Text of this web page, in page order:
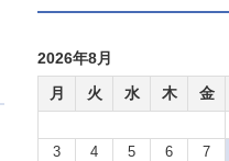
2026年8月
月
火 水 木 金
3
4 5 6 7